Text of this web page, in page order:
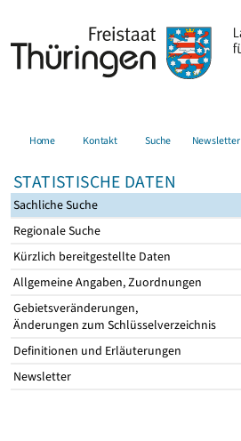
Home Kontakt Suche Newsletter
STATISTISCHE DATEN
Sachliche Suche
Regionale Suche
Kürzlich bereitgestellte Daten
Allgemeine Angaben, Zuordnungen
Gebietsveränderungen,
Änderungen zum Schlüsselverzeichnis
Definitionen und Erläuterungen
Newsletter